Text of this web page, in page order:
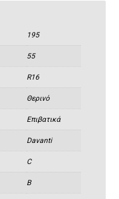
195
55
R16
Θερινό
Eπιβατικά
Davanti
C
B